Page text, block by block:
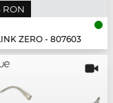
RON
ZERO - 807603